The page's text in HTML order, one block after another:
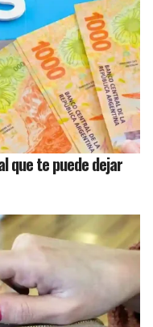
que te puede dejar